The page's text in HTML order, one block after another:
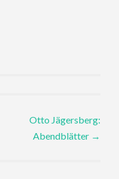
Otto Jägersberg:
Abendblätter →